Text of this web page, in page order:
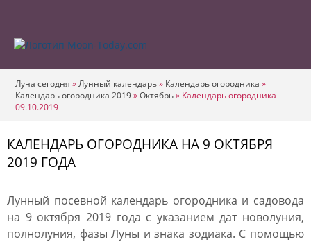
Луна сегодня »Лунный календарь» Календарь огородника »
Календарь огородника 2019»Октябрь» Календарь огородника
09.10.2019
КАЛЕНДАРЬ ОГОРОДНИКА НА 9 ОКТЯБРЯ
2019 ГОДА
Лунный посевной календарь огородника и садовода
на 9 октября 2019 года с указанием дат новолуния,
полнолуния, фазы Луны и знака зодиака. С помощью